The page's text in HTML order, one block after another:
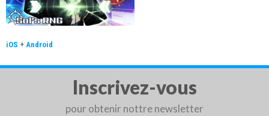
iOS + Android
Inscrivez-vous
pour obtenir nottre newsletter